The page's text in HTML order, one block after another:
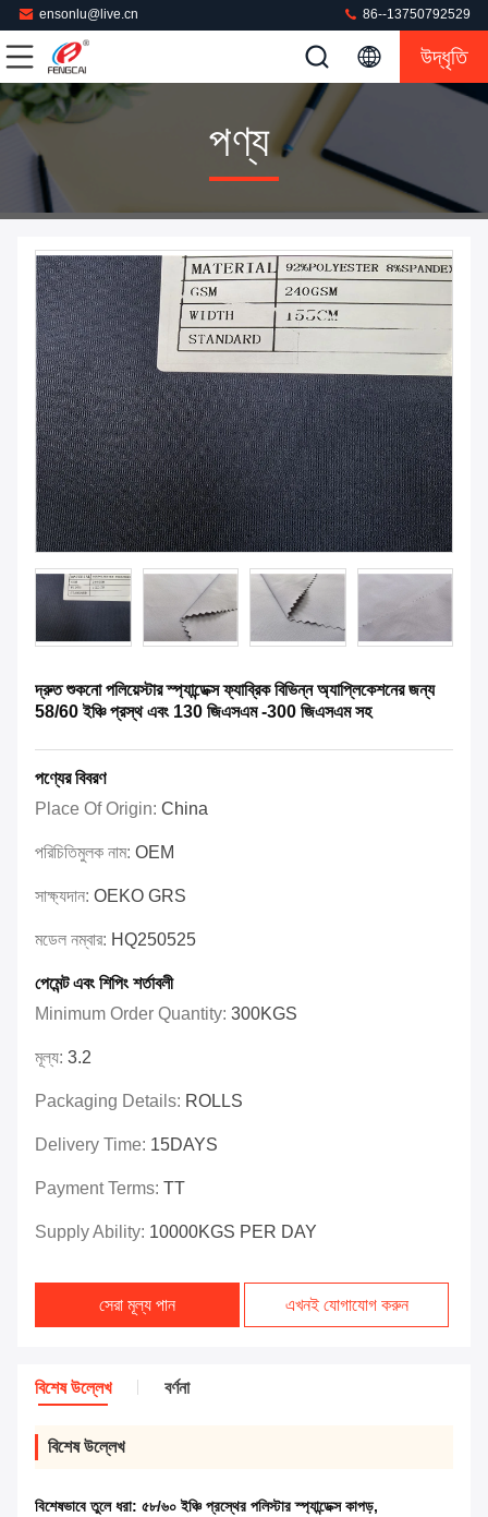
ensonlu@live.cn 86--13750792529
উদ্ধৃতি
পণ্য
দ্রুত শুকনো পলিয়েস্টার স্প্যান্ডেক্স ফ্যাব্রিক বিভিন্ন অ্যাপ্লিকেশনের জন্য
58/60 ইঞ্চি প্রস্থ এবং 130 জিএসএম -300 জিএসএম সহ
পণ্যের বিবরণ
Place Of Origin: China
পরিচিতিমুলক নাম: OEM
সাক্ষ্যদান: OEKO GRS
মডেল নম্বার: HQ250525
পেমেন্ট এবং শিপিং শর্তাবলী
Minimum Order Quantity: 300KGS
মূল্য: 3.2
Packaging Details: ROLLS
Delivery Time: 15DAYS
Payment Terms: TT
Supply Ability: 10000KGS PER DAY
সেরা মূল্য পান এখনই যোগাযোগ করুন
বিশেষ উল্লেখ বর্ণনা
বিশেষ উল্লেখ
বিশেষভাবে তুলে ধরা: ৫৮/৬০ ইঞ্চি প্রস্থের পলিস্টার স্প্যান্ডেক্স কাপড়,